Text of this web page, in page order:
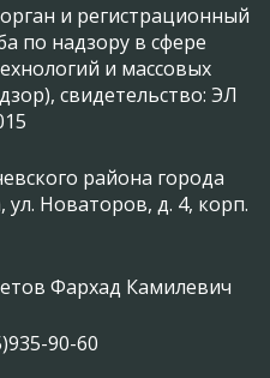
и регистрационный
по надзору в сфере
и массовых
свидетельство: ЭЛ
района города
Новаторов, д. 4, корп.
Фархад Камилевич
90-60